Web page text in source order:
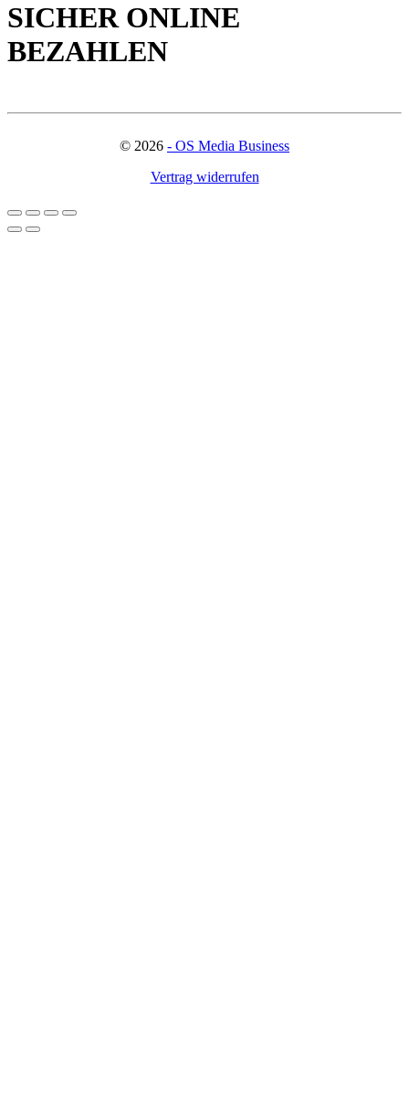
SICHER ONLINE
BEZAHLEN
© 2026 - OS Media Business
Vertrag widerrufen